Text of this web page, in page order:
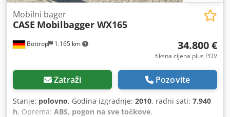
Bottrop 1.165 km
Mobilni bager
CASE Mobilbagger WX165
34.800 €
fiksna cijena plus PDV
Zatraži Pozovite
Stanje: polovno, Godina izgradnje: 2010, radni sati: 7.940
h, Oprema: ABS, pogon na sve točkove,